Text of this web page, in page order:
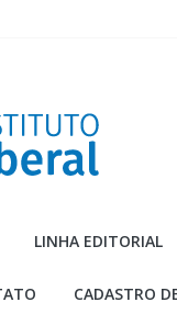
LINHA EDITORIAL
CADASTRO